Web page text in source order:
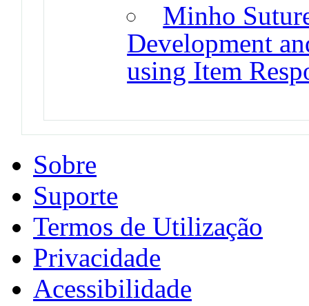
Minho
Development
using Item
Sobre
Suporte
Termos de Utilização
Privacidade
Acessibilidade